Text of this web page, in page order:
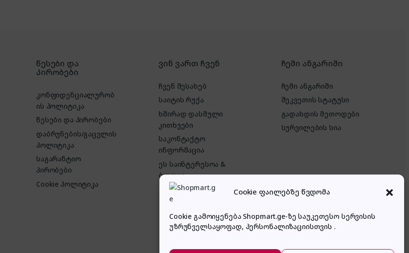
Cookie ფაილებზე წვდომა
Cookie გამოიყენება Shopmart.ge-ზე საუკეთესო სერვისის
უზრუნველსაყოფად, პერსონალიზაციისთვის .
წესები და
პირობები
კონფიდენციალურობ
ის პოლიტიკა
წესები და პირობები
დაბრუნების/გაცვლის
პოლიტიკა
საგარანტიო
პირობები
Cookie პოლიტიკა
ვინ ვართ ჩვენ
ჩვენ შესახებ
საიტის რუქა
ხშირად დასმული
კითხვები
საკონტაქტო
ინფორმაცია
ეს საინტერესოა &
ბლოგი
ჩემი ანგარიში
ჩემი ანგარიში
შეკვეთის სტატუსი
გადახდის მეთოდები
სურვილების სია